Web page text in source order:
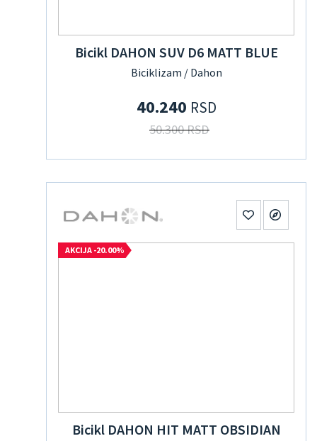
Bicikl DAHON SUV D6 MATT BLUE
Biciklizam / Dahon
40.240 RSD
50.300 RSD
AKCIJA -20.00%
Bicikl DAHON HIT MATT OBSIDIAN